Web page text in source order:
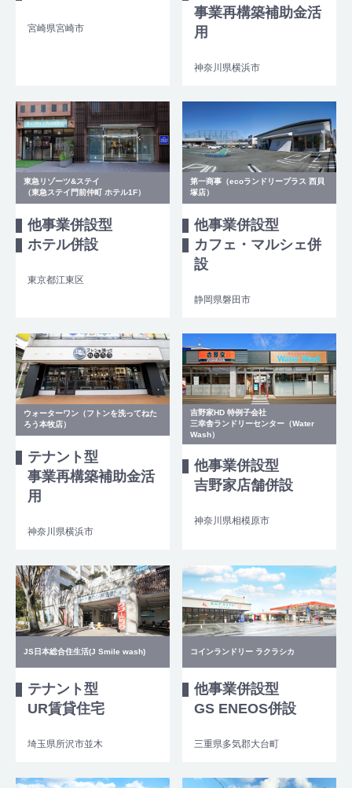
宮崎県宮崎市
事業再構築補助金活
用
神奈川県横浜市
東急リゾーツ&ステイ
（東急ステイ門前仲町 ホテル1F）
他事業併設型
ホテル併設
東京都江東区
第一商事（ecoランドリープラス 西貝
塚店）
他事業併設型
カフェ・マルシェ併
設
静岡県磐田市
ウォーターワン（フトンを洗ってねた
ろう本牧店）
テナント型
事業再構築補助金活
用
神奈川県横浜市
吉野家HD 特例子会社
三幸舎ランドリーセンター（Water
Wash）
他事業併設型
吉野家店舗併設
神奈川県相模原市
JS日本総合住生活(J Smile wash)
テナント型
UR賃貸住宅
埼玉県所沢市並木
コインランドリー ラクラシカ
他事業併設型
GS ENEOS併設
三重県多気郡大台町